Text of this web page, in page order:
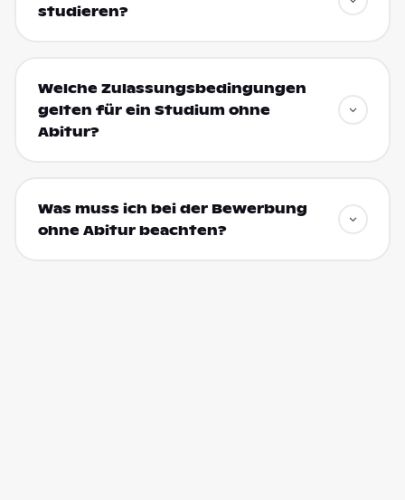
studieren?
Welche Zulassungsbedingungen
gelten für ein Studium ohne
Abitur?
Was muss ich bei der Bewerbung
ohne Abitur beachten?